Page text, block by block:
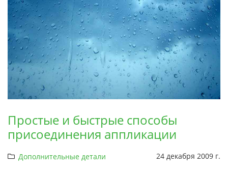
Простые и быстрые способы
присоединения аппликации
Дополнительные детали 24 декабря 2009 г.